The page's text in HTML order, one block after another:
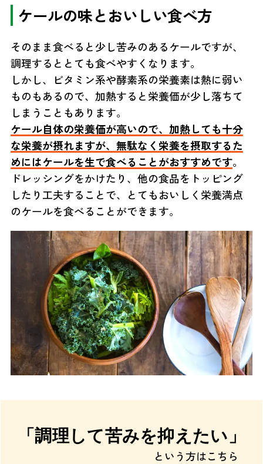
ケールの味とおいしい食べ方
そのまま食べると少し苦みのあるケールですが、
調理するととても食べやすくなります。
しかし、ビタミン系や酵素系の栄養素は熱に弱い
ものもあるので、加熱すると栄養価が少し落ちて
しまうこともあります。
ケール自体の栄養価が高いので、加熱しても十分
な栄養が摂れますが、無駄なく栄養を摂取するた
めにはケールを生で食べることがおすすめです。
ドレッシングをかけたり、他の食品をトッピング
したり工夫することで、とてもおいしく栄養満点
のケールを食べることができます。
「調理して苦みを抑えたい」
という方はこちら